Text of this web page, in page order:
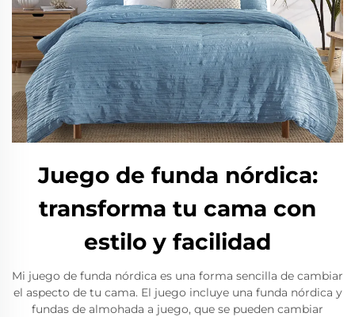
Juego de funda nórdica:
transforma tu cama con
estilo y facilidad
Mi juego de funda nórdica es una forma sencilla de cambiar
el aspecto de tu cama. El juego incluye una funda nórdica y
fundas de almohada a juego, que se pueden cambiar